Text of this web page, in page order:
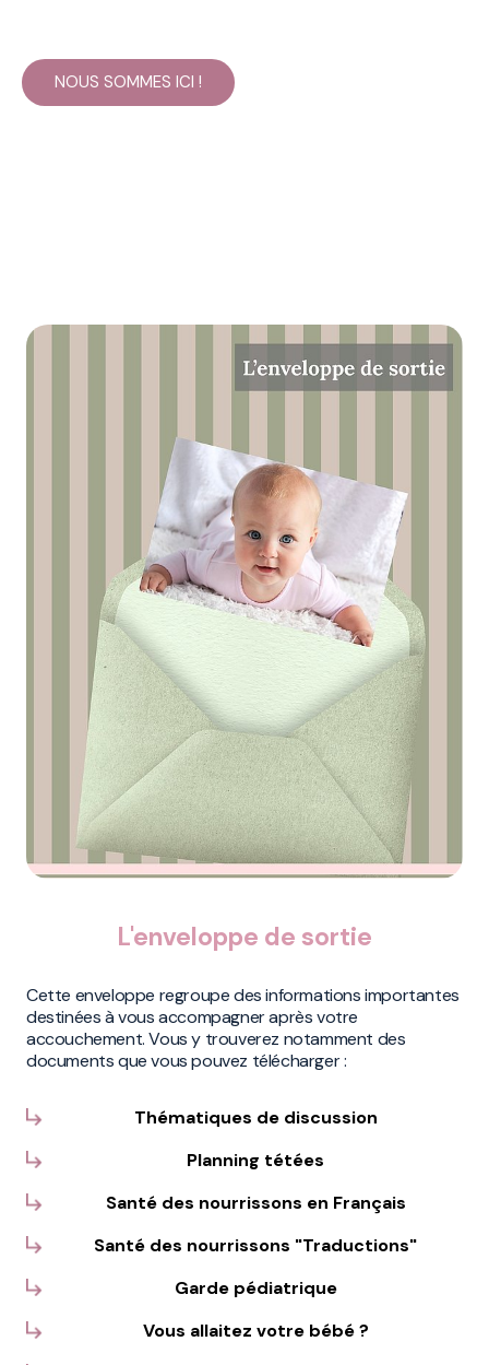
NOUS SOMMES ICI !
L'enveloppe de sortie
Cette enveloppe regroupe des informations importantes
destinées à vous accompagner après votre
accouchement. Vous y trouverez notamment des
documents que vous pouvez télécharger :
Thématiques de discussion
Planning tétées
Santé des nourrissons en Français
Santé des nourrissons "Traductions"
Garde pédiatrique
Vous allaitez votre bébé ?